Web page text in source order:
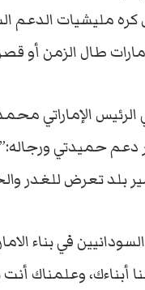
مليشيات الدعم
طال الزمن أو
الإماراتي
دعم حميدتي
بلد تعرض للغدر
في بناء
أبناءك، وعلمناك